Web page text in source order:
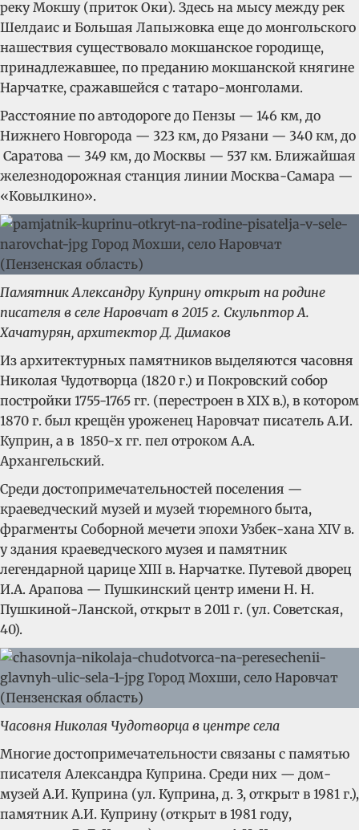
реку Мокшу (приток Оки). Здесь на мысу между рек
Шелдаис и Большая Лапыжовка еще до монгольского
нашествия существовало мокшанское городище,
принадлежавшее, по преданию мокшанской княгине
Нарчатке, сражавшейся с татаро-монголами.
Расстояние по автодороге до Пензы — 146 км, до
Нижнего Новгорода — 323 км, до Рязани — 340 км, до
Саратова — 349 км, до Москвы — 537 км. Ближайшая
железнодорожная станция линии Москва-Самара —
«Ковылкино».
Памятник Александру Куприну открыт на родине
писателя в селе Наровчат в 2015 г. Скульптор А.
Хачатурян, архитектор Д. Димаков
Из архитектурных памятников выделяются часовня
Николая Чудотворца (1820 г.) и Покровский собор
постройки 1755-1765 гг. (перестроен в XIX в.), в котором
1870 г. был крещён уроженец Наровчат писатель А.И.
Куприн, а в 1850-х гг. пел отроком А.А.
Архангельский.
Среди достопримечательностей поселения —
краеведческий музей и музей тюремного быта,
фрагменты Соборной мечети эпохи Узбек-хана XIV в.
у здания краеведческого музея и памятник
легендарной царице XIII в. Нарчатке. Путевой дворец
И.А. Арапова — Пушкинский центр имени Н. Н.
Пушкиной-Ланской, открыт в 2011 г. (ул. Советская,
40).
Часовня Николая Чудотворца в центре села
Многие достопримечательности связаны с памятью
писателя Александра Куприна. Среди них — дом-
музей А.И. Куприна (ул. Куприна, д. 3, открыт в 1981 г.),
памятник А.И. Куприну (открыт в 1981 году,